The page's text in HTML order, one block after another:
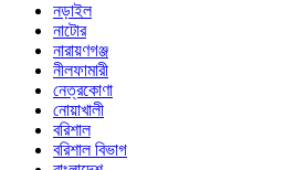
নড়াইল
নাটোর
নারায়ণগঞ্জ
নীলফামারী
নেত্রকোণা
নোয়াখালী
বরিশাল
বরিশাল বিভাগ